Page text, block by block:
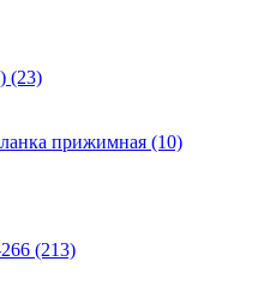
(23)
прижимная (10)
(213)